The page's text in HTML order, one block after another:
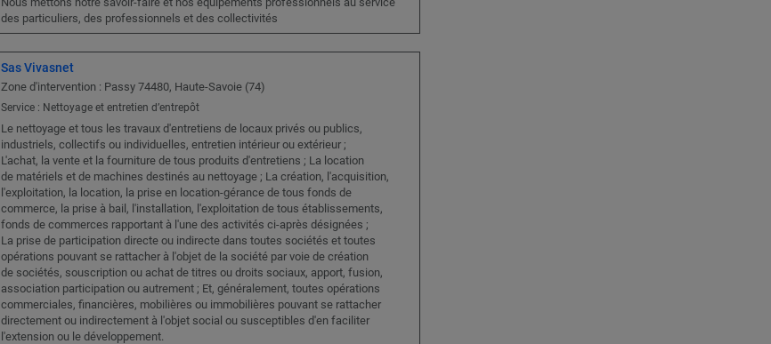
des particuliers, des professionnels et des collectivités
Sas Vivasnet
Zone d'intervention : Passy 74480, Haute-Savoie (74)
Service : Nettoyage et entretien d’entrepôt
Le nettoyage et tous les travaux d'entretiens de locaux privés ou publics,
industriels, collectifs ou individuelles, entretien intérieur ou extérieur ;
L'achat, la vente et la fourniture de tous produits d'entretiens ; La location
de matériels et de machines destinés au nettoyage ; La création, l'acquisition,
l'exploitation, la location, la prise en location-gérance de tous fonds de
commerce, la prise à bail, l'installation, l'exploitation de tous établissements,
fonds de commerces rapportant à l'une des activités ci-après désignées ;
La prise de participation directe ou indirecte dans toutes sociétés et toutes
opérations pouvant se rattacher à l'objet de la société par voie de création
de sociétés, souscription ou achat de titres ou droits sociaux, apport, fusion,
association participation ou autrement ; Et, généralement, toutes opérations
commerciales, financières, mobilières ou immobilières pouvant se rattacher
directement ou indirectement à l'objet social ou susceptibles d'en faciliter
l'extension ou le développement.